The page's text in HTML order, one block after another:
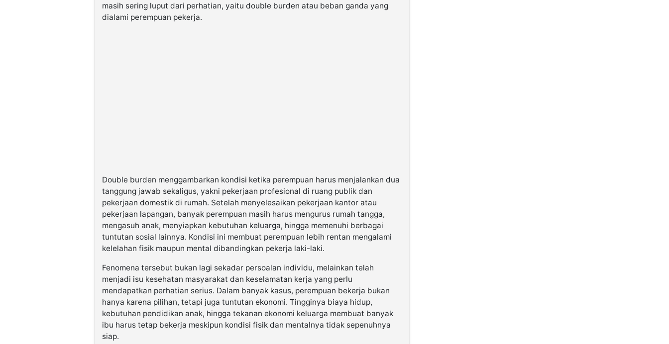
masih sering luput dari perhatian, yaitu double burden atau beban ganda yang
dialami perempuan pekerja.
Double burden menggambarkan kondisi ketika perempuan harus menjalankan dua
tanggung jawab sekaligus, yakni pekerjaan profesional di ruang publik dan
pekerjaan domestik di rumah. Setelah menyelesaikan pekerjaan kantor atau
pekerjaan lapangan, banyak perempuan masih harus mengurus rumah tangga,
mengasuh anak, menyiapkan kebutuhan keluarga, hingga memenuhi berbagai
tuntutan sosial lainnya. Kondisi ini membuat perempuan lebih rentan mengalami
kelelahan fisik maupun mental dibandingkan pekerja laki-laki.
Fenomena tersebut bukan lagi sekadar persoalan individu, melainkan telah
menjadi isu kesehatan masyarakat dan keselamatan kerja yang perlu
mendapatkan perhatian serius. Dalam banyak kasus, perempuan bekerja bukan
hanya karena pilihan, tetapi juga tuntutan ekonomi. Tingginya biaya hidup,
kebutuhan pendidikan anak, hingga tekanan ekonomi keluarga membuat banyak
ibu harus tetap bekerja meskipun kondisi fisik dan mentalnya tidak sepenuhnya
siap.